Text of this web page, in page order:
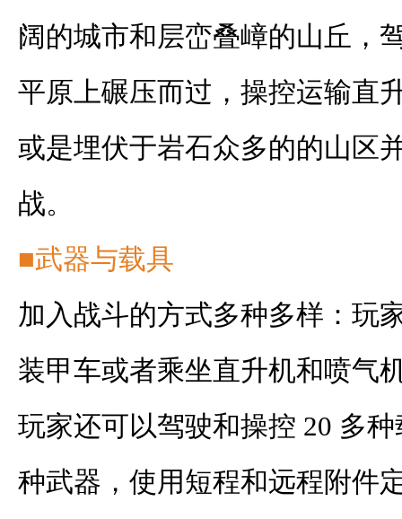
阔的城市和层峦叠嶂的山丘，
平原上碾压而过，操控运输直
或是埋伏于岩石众多的的山区
战。
■武器与载具
加入战斗的方式多种多样：玩
装甲车或者乘坐直升机和喷气
玩家还可以驾驶和操控 20 多
种武器，使用短程和远程附件